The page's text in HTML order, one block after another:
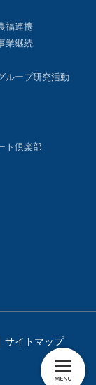
福連携
業継続
ループ研究活動
ト倶楽部
サイトマップ